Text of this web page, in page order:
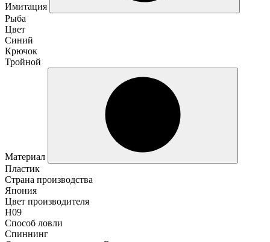
Имитация
Рыба
Цвет
Синий
Крючок
Тройной
Материал
Пластик
Страна производства
Япония
Цвет производителя
H09
Способ ловли
Спиннинг